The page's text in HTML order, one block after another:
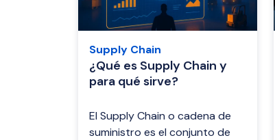
Supply Chain
¿Qué es Supply Chain y
para qué sirve?
El Supply Chain o cadena de
suministro es el conjunto de